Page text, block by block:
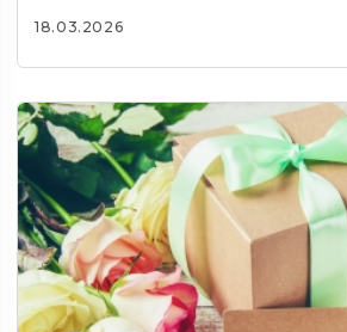
18.03.2026